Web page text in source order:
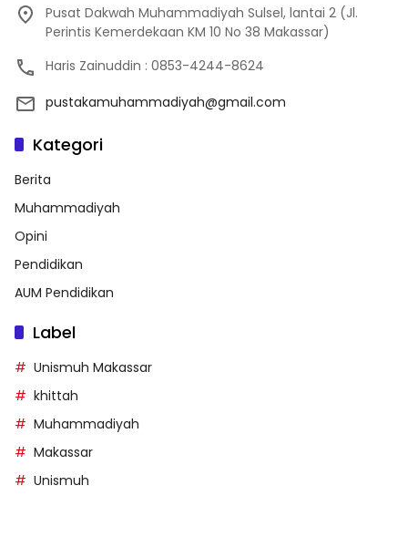
Pusat Dakwah Muhammadiyah Sulsel, lantai 2 (Jl.
Perintis Kemerdekaan KM 10 No 38 Makassar)
Haris Zainuddin : 0853-4244-8624
pustakamuhammadiyah@gmail.com
Kategori
Berita
Muhammadiyah
Opini
Pendidikan
AUM Pendidikan
Label
Unismuh Makassar
khittah
Muhammadiyah
Makassar
Unismuh